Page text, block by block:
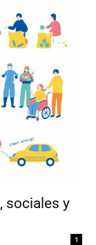
sociales y
1